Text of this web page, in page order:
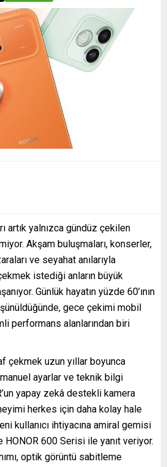
artık yalnızca gündüz çekilen
Akşam buluşmaları, konserler,
ve seyahat anılarıyla
istediği anların büyük
Günlük hayatın yüzde 60’ının
gece çekimi mobil
performans alanlarından biri
çekmek uzun yıllar boyunca
ayarlar ve teknik bilgi
yapay zekâ destekli kamera
herkes için daha kolay hale
kullanıcı ihtiyacına amiral gemisi
HONOR 600 Serisi ile yanıt veriyor.
optik görüntü sabitleme